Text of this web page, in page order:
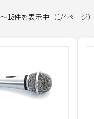
～18件を表示中 （1/4ページ）